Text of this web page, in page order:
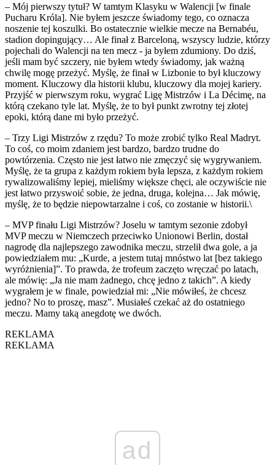
– Mój pierwszy tytuł? W tamtym Klasyku w Walencji [w finale
Pucharu Króla]. Nie byłem jeszcze świadomy tego, co oznacza
noszenie tej koszulki. Bo ostatecznie wielkie mecze na Bernabéu,
stadion dopingujący… Ale finał z Barceloną, wszyscy ludzie, którzy
pojechali do Walencji na ten mecz - ja byłem zdumiony. Do dziś,
jeśli mam być szczery, nie byłem wtedy świadomy, jak ważną
chwilę mogę przeżyć. Myślę, że finał w Lizbonie to był kluczowy
moment. Kluczowy dla historii klubu, kluczowy dla mojej kariery.
Przyjść w pierwszym roku, wygrać Ligę Mistrzów i La Décimę, na
którą czekano tyle lat. Myślę, że to był punkt zwrotny tej złotej
epoki, którą dane mi było przeżyć.
– Trzy Ligi Mistrzów z rzędu? To może zrobić tylko Real Madryt.
To coś, co moim zdaniem jest bardzo, bardzo trudne do
powtórzenia. Często nie jest łatwo nie zmęczyć się wygrywaniem.
Myślę, że ta grupa z każdym rokiem była lepsza, z każdym rokiem
rywalizowaliśmy lepiej, mieliśmy większe chęci, ale oczywiście nie
jest łatwo przyswoić sobie, że jedna, druga, kolejna… Jak mówię,
myślę, że to będzie niepowtarzalne i coś, co zostanie w historii.\
– MVP finału Ligi Mistrzów? Joselu w tamtym sezonie zdobył
MVP meczu w Niemczech przeciwko Unionowi Berlin, dostał
nagrodę dla najlepszego zawodnika meczu, strzelił dwa gole, a ja
powiedziałem mu: „Kurde, a jestem tutaj mnóstwo lat [bez takiego
wyróżnienia]”. To prawda, że trofeum zaczęto wręczać po latach,
ale mówię: „Ja nie mam żadnego, chcę jedno z takich”. A kiedy
wygrałem je w finale, powiedział mi: „Nie mówiłeś, że chcesz
jedno? No to proszę, masz”. Musiałeś czekać aż do ostatniego
meczu. Mamy taką anegdotę we dwóch.
REKLAMA
REKLAMA
ad